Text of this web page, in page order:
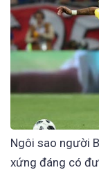
Ngôi sao người
xứng đáng có